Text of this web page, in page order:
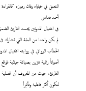
التعمق في خباياه وفك رموزه
أحمد قداس
في اغتيال المدونين يجسد القارئ
لم يكن واحدا من البنية التي
الخطاب الروائي في روايته اغتيال
أصواتاً رقمية تتزين بصياغة جمالية
القارئ، حيث من المعروف أن العملية
لتكون أكثر فاعلية وتأثيراً